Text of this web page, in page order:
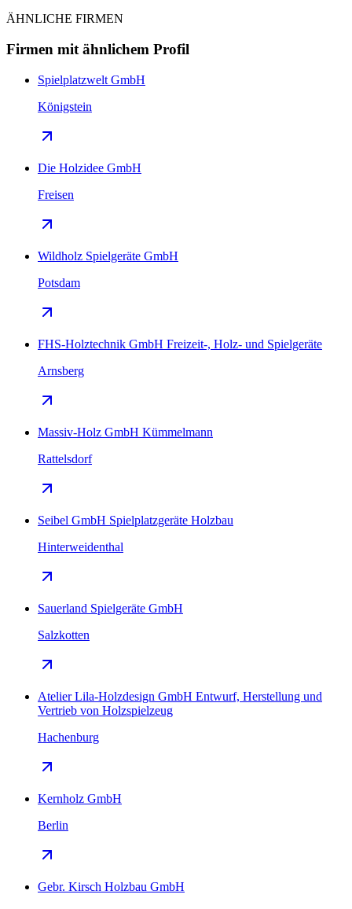
ÄHNLICHE FIRMEN
Firmen mit ähnlichem Profil
Spielplatzwelt GmbH
Königstein
Die Holzidee GmbH
Freisen
Wildholz Spielgeräte GmbH
Potsdam
FHS-Holztechnik GmbH Freizeit-, Holz- und Spielgeräte
Arnsberg
Massiv-Holz GmbH Kümmelmann
Rattelsdorf
Seibel GmbH Spielplatzgeräte Holzbau
Hinterweidenthal
Sauerland Spielgeräte GmbH
Salzkotten
Atelier Lila-Holzdesign GmbH Entwurf, Herstellung und
Vertrieb von Holzspielzeug
Hachenburg
Kernholz GmbH
Berlin
Gebr. Kirsch Holzbau GmbH